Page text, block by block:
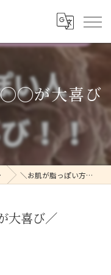
◯◯が大喜び
＼お肌が脂っぽい方◯◯が大喜び／
大喜び／